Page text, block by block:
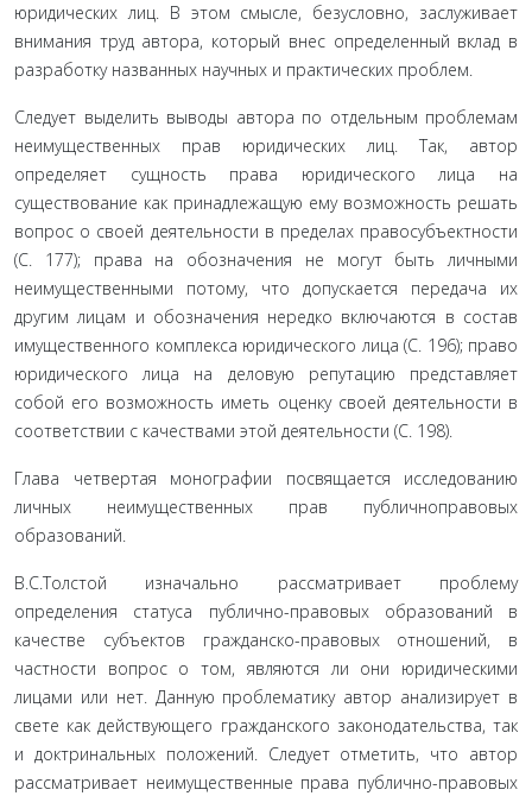
юриди­ческих лиц. В этом смысле, безусловно, заслуживает
внимания труд автора, который внес определенный вклад в
разработку названных научных и практиче­ских проблем.
Следует выделить выводы автора по отдельным проблемам
неимущественных прав юридических лиц. Так, автор
определяет сущность права юриди­ческого лица на
существование как принадлежащую ему возможность решать
вопрос о своей деятельно­сти в пределах правосубъектности
(С. 177); права на обозначения не могут быть личными
неимуществен­ными потому, что допускается передача их
другим лицам и обозначения нередко включаются в состав
имущественного комплекса юридического лица (С. 196); право
юридического лица на деловую репу­тацию представляет
собой его возможность иметь оценку своей деятельности в
соответствии с качества­ми этой деятельности (С. 198).
Глава четвертая монографии посвящается иссле­дованию
личных неимущественных прав публично­правовых
образований.
В.С.Толстой изначально рассматривает пробле­му
определения статуса публично-правовых образо­ваний в
качестве субъектов гражданско-правовых от­ношений, в
частности вопрос о том, являются ли они юридическими
лицами или нет. Данную проблема­тику автор анализирует в
свете как действующего гражданского законодательства, так
и доктриналь­ных положений. Следует отметить, что автор
рассма­тривает неимущественные права публично-правовых